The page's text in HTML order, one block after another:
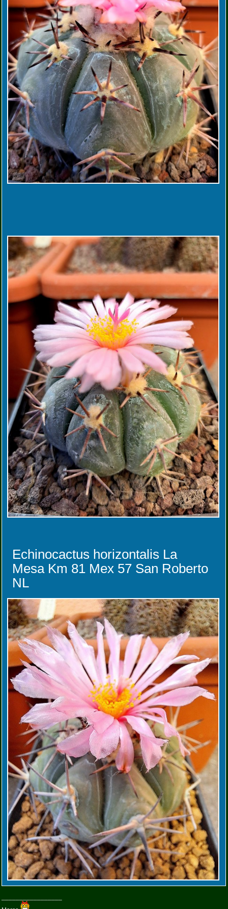
Echinocactus horizontalis La
Mesa Km 81 Mex 57 San Roberto
NL